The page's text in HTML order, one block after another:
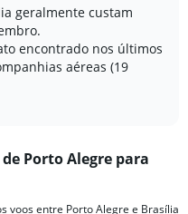
geralmente custam
encontrado nos últimos
aéreas (19
Porto Alegre para
voos entre Porto Alegre e Brasília